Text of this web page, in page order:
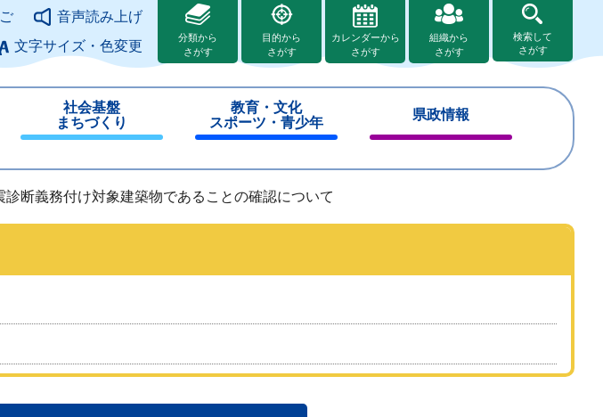
の本文へ音声読み上げ
文字サイズ・色変更
分類から
さがす
目的から
さがす
カレンダーから
さがす
組織から
さがす
検索して
さがす
社会基盤
まちづくり
じ
る
教育・文化
スポーツ・青少年
じ
る
県政情報
じ
診断義務付け対象建築物であることの確認について